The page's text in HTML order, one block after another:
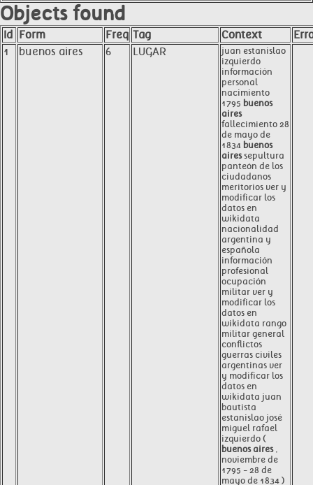
Objects found
Id Form Freq Tag Context
1
buenos aires 6 LUGAR
juan estanislao
izquierdo
información
personal
nacimiento
1795 buenos
aires
fallecimiento 28
de mayo de
1834 buenos
airessepultura
panteón de los
ciudadanos
meritorios ver y
modificar los
datos en
wikidata
nacionalidad
argentina y
española
información
profesional
ocupación
militar ver y
modificar los
datos en
wikidata rango
militar general
conflictos
guerras civiles
argentinas ver
y modificar los
datos en
wikidata juan
bautista
estanislao josé
miguel rafael
izquierdo (
buenos aires,
noviembre de
1795 - 28 de
mayo de 1834 )